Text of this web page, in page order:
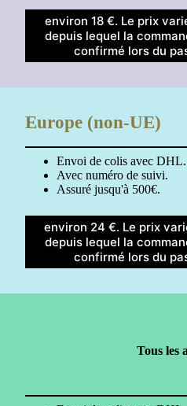
environ 18 €. Le prix
depuis lequel la
confirmé lors du
Europe (non-UE)
Envoi de colis avec DHL.
Avec numéro de suivi.
Assuré jusqu'à 500€.
environ 24 €. Le prix
depuis lequel la
confirmé lors du
Tous les